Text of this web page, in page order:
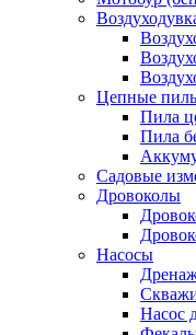
Цепные
Пила
Пила
Садовые
Дровоколы
Насосы
Насос